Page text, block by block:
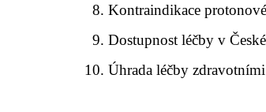
Kontraindikace
Dostupnost léčby v
Úhrada léčby